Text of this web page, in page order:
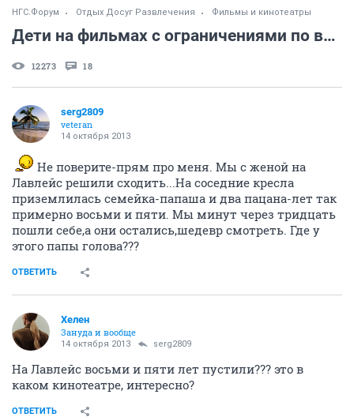
НГС.Форум Отдых Досуг Развлечения Фильмы и кинотеатры
Дети на фильмах с ограничениями по возрасту
12273 18
serg2809
veteran
14 октября 2013
Не поверите-прям про меня. Мы с женой на
Лавлейс решили сходить...На соседние кресла
приземлилась семейка-папаша и два пацана-лет так
примерно восьми и пяти. Мы минут через тридцать
пошли себе,а они остались,шедевр смотреть. Где у
этого папы голова???
ОТВЕТИТЬ
Хелен
Зануда и вообще
14 октября 2013 serg2809
На Лавлейс восьми и пяти лет пустили??? это в
каком кинотеатре, интересно?
ОТВЕТИТЬ